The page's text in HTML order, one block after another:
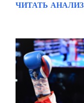
ЧИТАТЬ АНАЛИЗ